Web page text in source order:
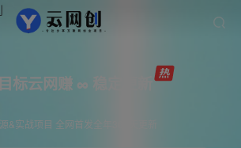
标云网赚 ∞ 稳定更新
&实战项目 全网首发全年365天更新